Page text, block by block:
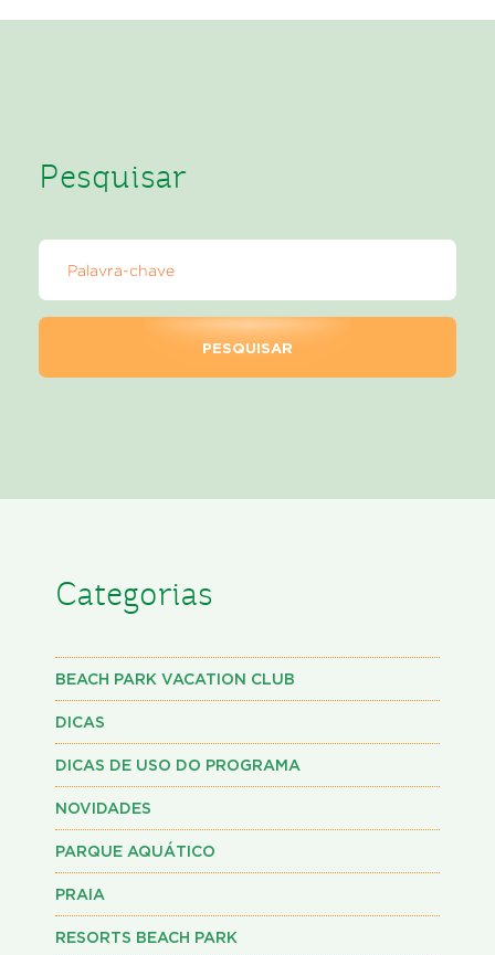
Pesquisar
Categorias
BEACH PARK VACATION CLUB
DICAS
DICAS DE USO DO PROGRAMA
NOVIDADES
PARQUE AQUÁTICO
PRAIA
RESORTS BEACH PARK